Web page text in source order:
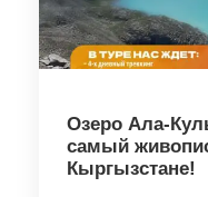
Озеро Ала-
самый
Кыргызстане!